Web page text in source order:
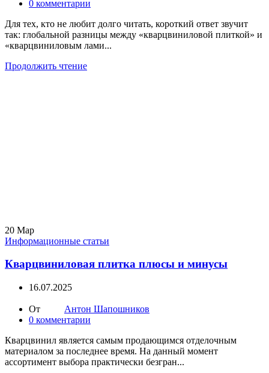
0 комментарии
Для тех, кто не любит долго читать, короткий ответ звучит
так: глобальной разницы между «кварцвиниловой плиткой» и
«кварцвиниловым лами...
Продолжить чтение
20 Мар
Информационные статьи
Кварцвиниловая плитка плюсы и минусы
16.07.2025
От
Антон Шапошников
0 комментарии
Кварцвинил является самым продающимся отделочным
материалом за последнее время. На данный момент
ассортимент выбора практически безгран...